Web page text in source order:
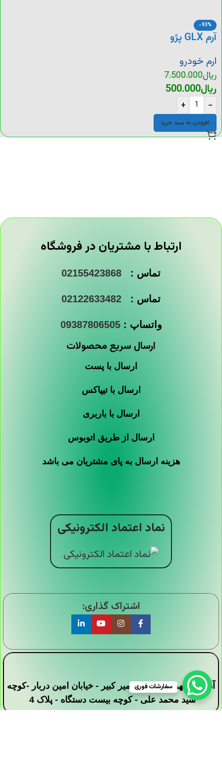
-93%
آرم GLX پژو
ارم خودرو
ریال7.500.000
ریال500.000
-
+
افزودن به سبد خرید
ارتباط با مشتریان در فروشگاه
تماس : 02155423868
تماس : 02122633482
واتساپ :09387806505
ارسال سریع محصولات
ارسال با پست
ارسال با تیپاکس
ارسال با باربری
ارسال از طریق اتوبوس
هزینه ارسال به پای مشتریان می باشد
نماد اعتماد الکترونیکی
اشتراک گذاری:
آدرس : تهران - خیابان امیر کبیر - خیابان امین دربار -کوچه
سید محمد علی - کوچه بیست دستگاه - پلاک 4
سفارشات فوری